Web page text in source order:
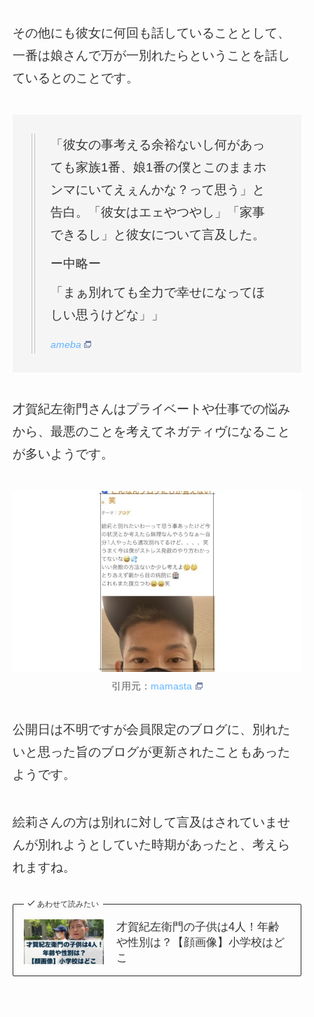
その他にも彼女に何回も話していることとして、
一番は娘さんで万が一別れたらということを話し
ているとのことです。
「彼女の事考える余裕ないし何があっ
ても家族1番、娘1番の僕とこのままホ
ンマにいてえぇんかな？って思う」と
告白。「彼女はエェやつやし」「家事
できるし」と彼女について言及した。
ー中略ー
「まぁ別れても全力で幸せになってほ
しい思うけどな」」
ameba
才賀紀左衛門さんはプライベートや仕事での悩み
から、最悪のことを考えてネガティヴになること
が多いようです。
引用元： mamasta
公開日は不明ですが会員限定のブログに、別れた
いと思った旨のブログが更新されたこともあった
ようです。
絵莉さんの方は別れに対して言及はされていませ
んが別れようとしていた時期があったと、考えら
れますね。
あわせて読みたい
才賀紀左衛門の子供は4人！年齢
や性別は？【顔画像】小学校はど
こ